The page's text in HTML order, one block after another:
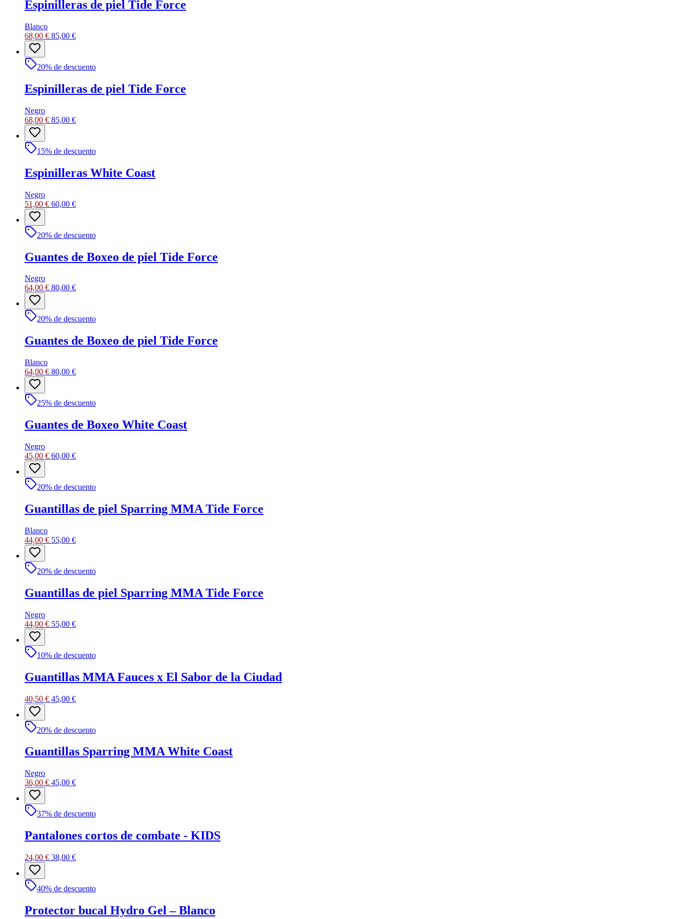
Espinilleras de piel Tide Force
Blanco
68,00 € 85,00 €
20% de descuento
Espinilleras de piel Tide Force
Negro
68,00 € 85,00 €
15% de descuento
Espinilleras White Coast
Negro
51,00 € 60,00 €
20% de descuento
Guantes de Boxeo de piel Tide Force
Negro
64,00 € 80,00 €
20% de descuento
Guantes de Boxeo de piel Tide Force
Blanco
64,00 € 80,00 €
25% de descuento
Guantes de Boxeo White Coast
Negro
45,00 € 60,00 €
20% de descuento
Guantillas de piel Sparring MMA Tide Force
Blanco
44,00 € 55,00 €
20% de descuento
Guantillas de piel Sparring MMA Tide Force
Negro
44,00 € 55,00 €
10% de descuento
Guantillas MMA Fauces x El Sabor de la Ciudad
40,50 € 45,00 €
20% de descuento
Guantillas Sparring MMA White Coast
Negro
36,00 € 45,00 €
37% de descuento
Pantalones cortos de combate - KIDS
24,00 € 38,00 €
40% de descuento
Protector bucal Hydro Gel – Blanco